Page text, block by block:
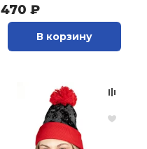
470 ₽
В корзину